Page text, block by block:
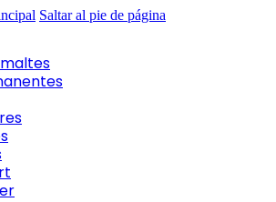
Saltar al pie de página